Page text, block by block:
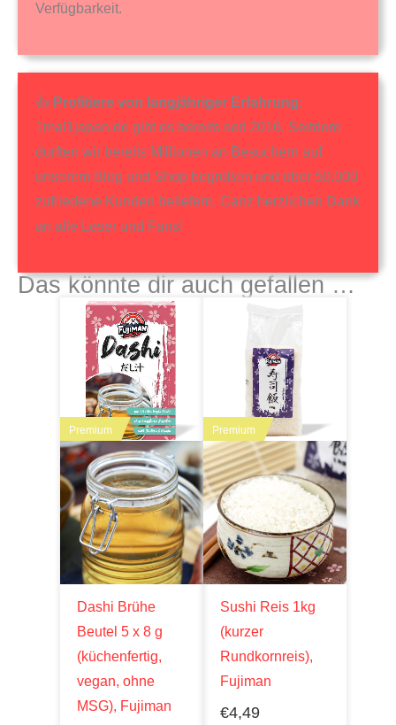
Verfügbarkeit.
👍 Profitiere von langjähriger Erfahrung:
1mal1japan.de gibt es bereits seit 2016. Seitdem
durften wir bereits Millionen an Besuchern auf
unserem Blog und Shop begrüßen und über 50.000
zufriedene Kunden beliefern. Ganz herzlichen Dank
an alle Leser und Fans!
Das könnte dir auch gefallen …
Premium
Dashi Brühe
Beutel 5 x 8 g
(küchenfertig,
vegan, ohne
MSG), Fujiman
Premium
Sushi Reis 1kg
(kurzer
Rundkornreis),
Fujiman
€4,49